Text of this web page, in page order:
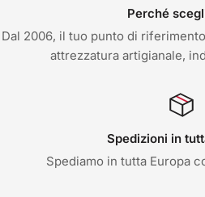
Perché
Dal 2006, il tuo punto di
attrezzatura artigianale,
Spedizioni in
Spediamo in tutta Europa